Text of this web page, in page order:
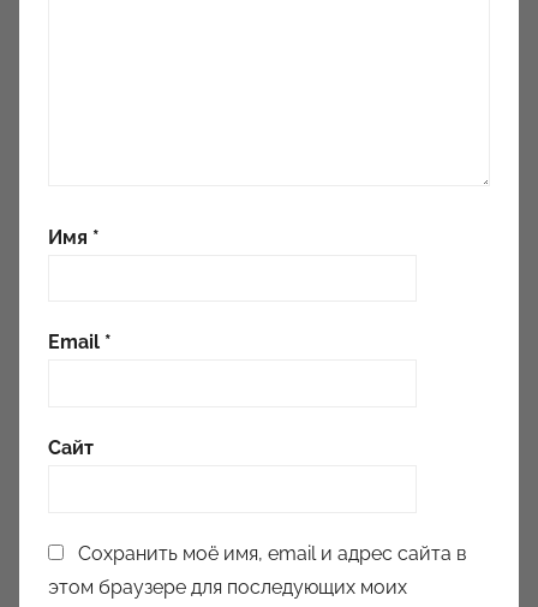
Имя *
Email *
Сайт
Сохранить моё имя, email и адрес сайта в
этом браузере для последующих моих